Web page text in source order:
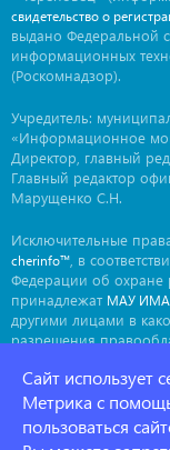
свидетельство о
выдано Федеральной
информационных
(Роскомнадзор).
Учредитель:
«Информационное
Директор, главный
Главный редактор
Марущенко С.Н.
Исключительные
cherinfo™ , в
Федерации об охране
принадлежат МАУ ИМА
другими лицами в
разрешения
ima@cherinfo.ru. Мнение
редакции.
При использовании
Сайт использует
Метрика с
пользоваться